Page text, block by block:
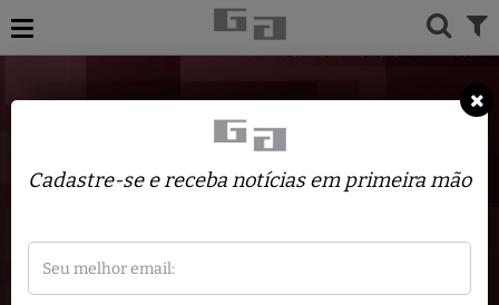
Cadastre-se e receba notícias em primeira mão